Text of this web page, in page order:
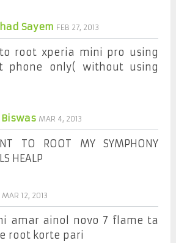
Sayem FEB 27, 2013
root xperia mini pro using
phone only( without using
MAR 4, 2013
TO ROOT MY SYMPHONY
HEALP
MAR 12, 2013
amar ainol novo 7 flame ta
root korte pari